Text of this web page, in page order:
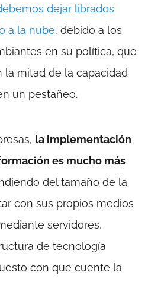
dejar librados
a la nube, debido a los
en su política, que
la mitad de la capacidad
un pestañeo.
la implementación
es mucho más
del tamaño de la
con sus propios medios
servidores,
de tecnología
con que cuente la